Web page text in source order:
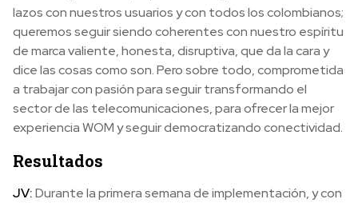
lazos con nuestros usuarios y con todos los colombianos;
queremos seguir siendo coherentes con nuestro espíritu
de marca valiente, honesta, disruptiva, que da la cara y
dice las cosas como son. Pero sobre todo, comprometida
a trabajar con pasión para seguir transformando el
sector de las telecomunicaciones, para ofrecer la mejor
experiencia WOM y seguir democratizando conectividad.
Resultados
JV:Durante la primera semana de implementación, y con